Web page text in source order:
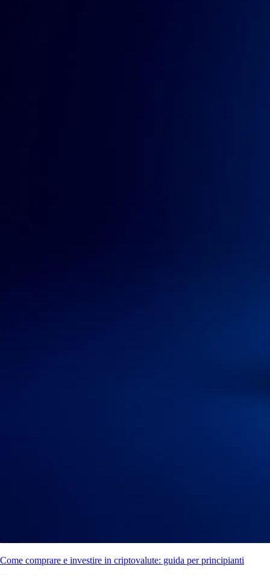
Come comprare e investire in criptovalute: guida per principianti